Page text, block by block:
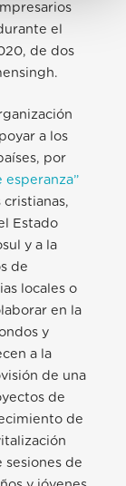
el
de dos
a los
por
esperanza”
Estado
y a la
de
locales o
en la
y
a la
de una
de
de
de